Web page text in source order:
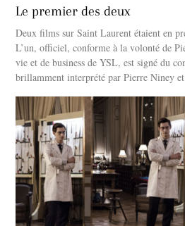
Le premier des deux
Deux films sur Saint Laurent étaient en
L’un, officiel, conforme à la volonté de
vie et de business de YSL, est signé du
brillamment interprété par Pierre Niney